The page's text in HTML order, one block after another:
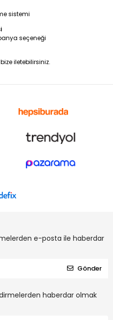
sistemi
seçeneği
iletebilirsiniz.
e-posta ile haberdar
Gönder
haberdar olmak